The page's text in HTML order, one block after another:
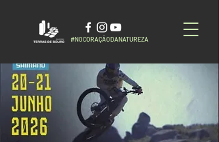
#NOCORAÇÃODANATUREZA